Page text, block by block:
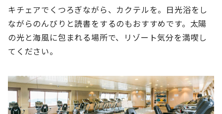
キチェアでくつろぎながら、カクテルを。日光浴をし
ながらのんびりと読書をするのもおすすめです。太陽
の光と海風に包まれる場所で、リゾート気分を満喫し
てください。